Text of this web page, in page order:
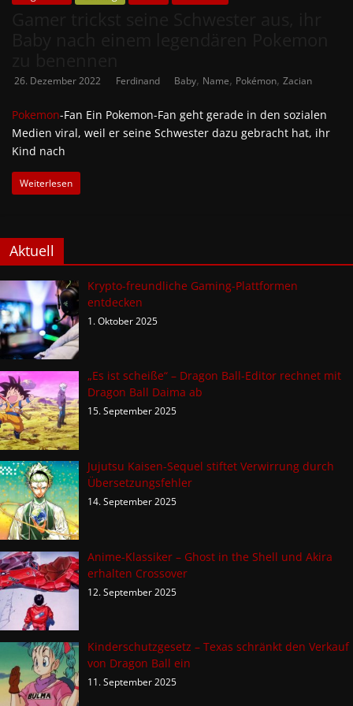
26. Dezember 2022 Ferdinand Baby, Name, Pokémon, Zacian
Pokemon-Fan Ein Pokemon-Fan geht gerade in den sozialen
Medien viral, weil er seine Schwester dazu gebracht hat, ihr
Kind nach
Weiterlesen
Aktuell
Krypto-freundliche Gaming-Plattformen
entdecken
1. Oktober 2025
„Es ist scheiße“ – Dragon Ball-Editor rechnet mit
Dragon Ball Daima ab
15. September 2025
Jujutsu Kaisen-Sequel stiftet Verwirrung durch
Übersetzungsfehler
14. September 2025
Anime-Klassiker – Ghost in the Shell und Akira
erhalten Crossover
12. September 2025
Kinderschutzgesetz – Texas schränkt den Verkauf
von Dragon Ball ein
11. September 2025